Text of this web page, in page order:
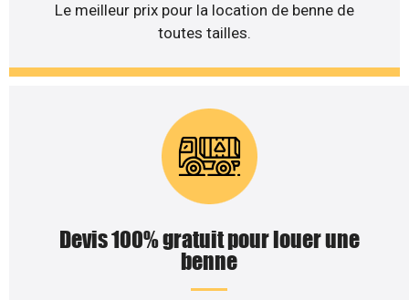
Le meilleur prix pour la location de benne de
toutes tailles.
Devis 100% gratuit pour louer une
benne